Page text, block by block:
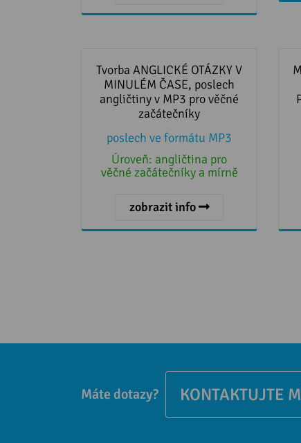
MINULÉM ČASE, poslech
angličtiny v MP3 pro věčné
začátečníky
Tvorba ANGLICKÉ OTÁZKY V
MINULÉM ČASE, poslech
angličtiny v MP3 pro věčné
začátečníky
poslech ve formátu MP3
Úroveň: angličtina pro
věčné začátečníky a mírně
zobrazit info
Máte dotazy? KONTAKTUJTE